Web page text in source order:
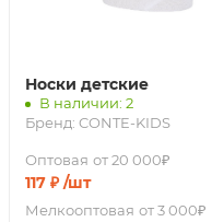
Носки детские
В наличии: 2
Бренд: CONTE-KIDS
Оптовая от 20 000₽
117 ₽ /шт
Мелкооптовая от 3 000₽